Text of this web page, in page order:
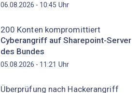
06.08.2026 - 10:45 Uhr
200 Konten kompromittiert
Cyberangriff auf Sharepoint-Server
des Bundes
05.08.2026 - 11:21 Uhr
Überprüfung nach Hackerangriff